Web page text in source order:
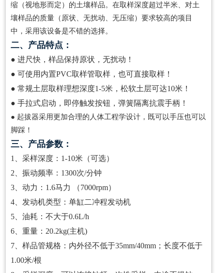
缩（视地形而定）的土壤样品。在取样深度超过半米、对土
壤样品的质量（原状、无扰动、无压缩）要求较高的项目
中，采用该设备是不错的选择。
二、产品特点：
● 进尺快，样品保持原状，无扰动！
● 可使用内置PVC取样管取样，也可直接取样！
● 常规土层取样理想深度1-5米，松软土层可达10米！
● 手拉式启动，即停触发按钮，弹簧隔离抗震手柄！
● 起拔器采用更加合理的人体工程学设计，既可以手压也可以
脚踩！
三、产品参数：
1、采样深度：1-10米（可选）
2、振动频率：1300次/分钟
3、动力：1.6马力 （7000rpm）
4、发动机类型：单缸二冲程发动机
5、油耗：不大于0.6L/h
6、重量：20.2kg(主机)
7、样品管规格：内外径不低于35mm/40mm；长度不低于
1.00米/根